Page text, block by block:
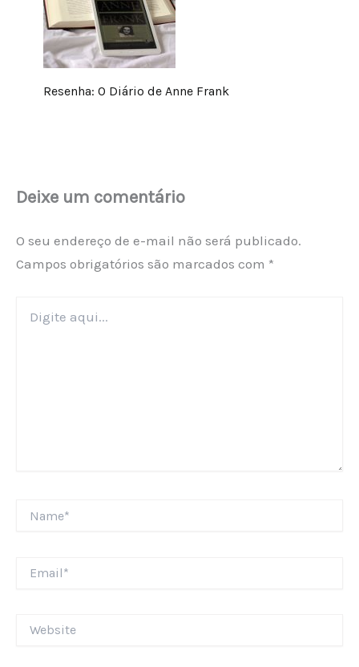
Resenha: O Diário de Anne Frank
Deixe um comentário
O seu endereço de e-mail não será publicado.
Campos obrigatórios são marcados com *
aqui...